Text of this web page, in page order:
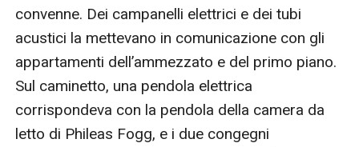
convenne. Dei campanelli elettrici e dei tubi
acustici la mettevano in comunicazione con gli
appartamenti dell’ammezzato e del primo piano.
Sul caminetto, una pendola elettrica
corrispondeva con la pendola della camera da
letto di Phileas Fogg, e i due congegni